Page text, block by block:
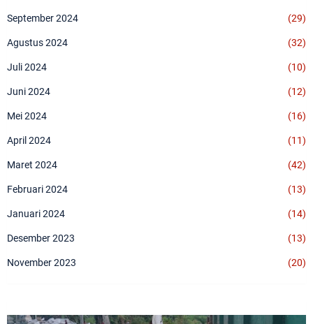
September 2024 (29)
Agustus 2024 (32)
Juli 2024 (10)
Juni 2024 (12)
Mei 2024 (16)
April 2024 (11)
Maret 2024 (42)
Februari 2024 (13)
Januari 2024 (14)
Desember 2023 (13)
November 2023 (20)